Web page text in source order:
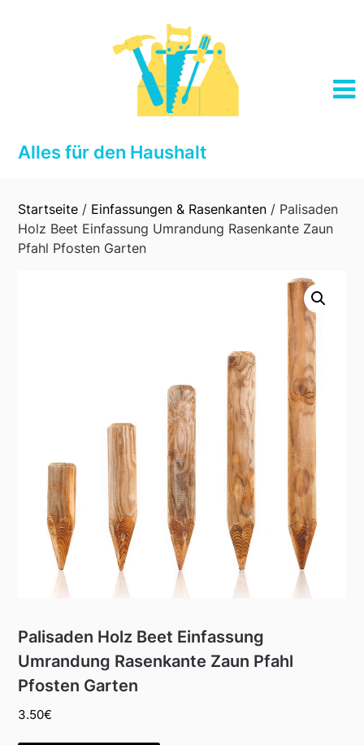
Alles für den Haushalt
Startseite / Einfassungen & Rasenkanten / Palisaden
Holz Beet Einfassung Umrandung Rasenkante Zaun
Pfahl Pfosten Garten
Palisaden Holz Beet Einfassung
Umrandung Rasenkante Zaun Pfahl
Pfosten Garten
3.50€